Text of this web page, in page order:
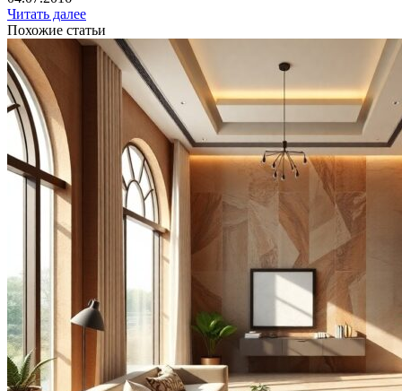
Читать далее
Похожие статьи